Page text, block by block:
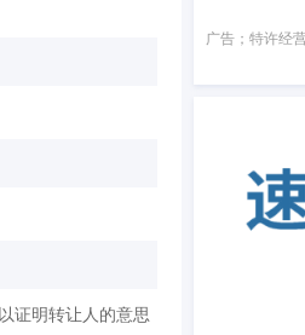
证明转让人的意思